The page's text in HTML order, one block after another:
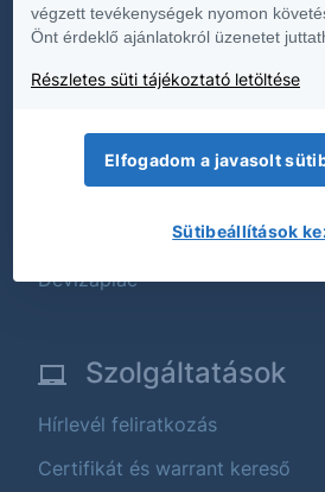
Termékek
Befektetési alapok
Strukturált értékpapírok
Devizapiac
Szolgáltatások
Hírlevél feliratkozás
Certifikát és warrant kereső
végzett tevékenységek nyomon
Önt érdeklő ajánlatokról üzenetet
Részletes süti tájékoztató letöltése
Elfogadom a javasolt
Sütibeállítások